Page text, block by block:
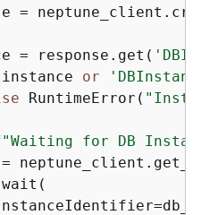
=
= response.get(
instance or
RuntimeError(
for DB